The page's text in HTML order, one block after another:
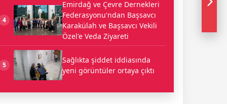
4
Emirdağ ve Çevre Dernekleri
Federasyonu'ndan Başsavcı
Karakülah ve Başsavcı Vekili
Özel'e Veda Ziyareti
5
Sağlıkta şiddet iddiasında
yeni görüntüler ortaya çıktı